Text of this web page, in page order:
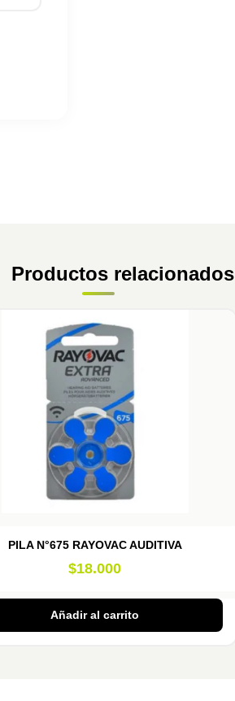
Productos relacionados
PILA N°675 RAYOVAC AUDITIVA
$18.000
Añadir al carrito